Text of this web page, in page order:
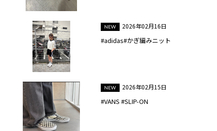
2026年02月16日
#adidas#かぎ編みニット
2026年02月15日
#VANS #SLIP-ON